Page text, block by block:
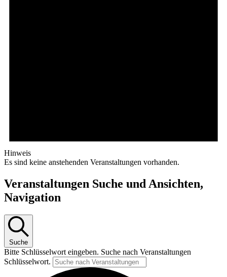
Hinweis
Es sind keine anstehenden Veranstaltungen vorhanden.
Veranstaltungen Suche und Ansichten,
Navigation
Suche
Bitte Schlüsselwort eingeben. Suche nach Veranstaltungen
Schlüsselwort.